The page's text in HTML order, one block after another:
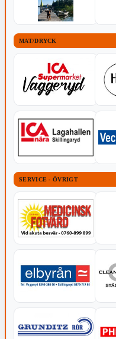
MAT/DRYCK
SERVICE - ÖVRIGT